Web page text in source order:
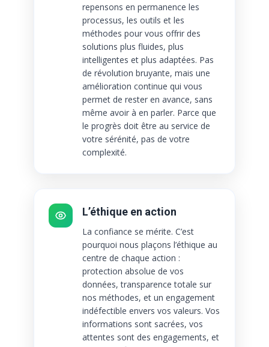
repensons en permanence les
processus, les outils et les
méthodes pour vous offrir des
solutions plus fluides, plus
intelligentes et plus adaptées. Pas
de révolution bruyante, mais une
amélioration continue qui vous
permet de rester en avance, sans
même avoir à en parler. Parce que
le progrès doit être au service de
votre sérénité, pas de votre
complexité.
L’éthique en action
La confiance se mérite. C’est
pourquoi nous plaçons l’éthique au
centre de chaque action :
protection absolue de vos
données, transparence totale sur
nos méthodes, et un engagement
indéfectible envers vos valeurs. Vos
informations sont sacrées, vos
attentes sont des engagements, et